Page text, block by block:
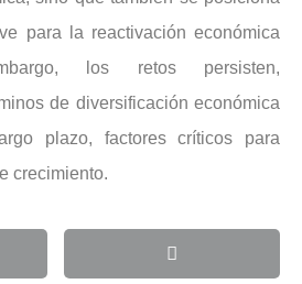
para la reactivación económica
los retos persisten,
de diversificación económica
plazo, factores críticos para
crecimiento.